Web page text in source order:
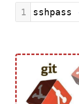
1 sshpass